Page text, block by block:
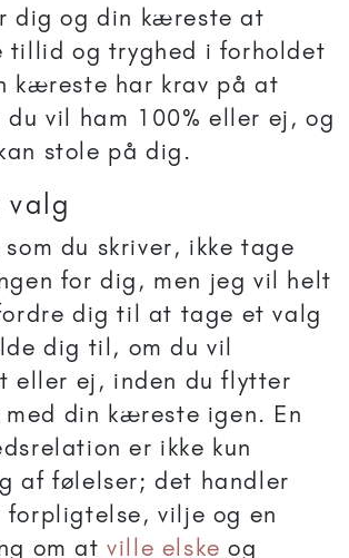
dig og din kæreste at
tillid og tryghed i forholdet
kæreste har krav på at
du vil ham 100% eller ej, og
stole på dig.
som du skriver, ikke tage
for dig, men jeg vil helt
dig til at tage et valg
dig til, om du vil
eller ej, inden du flytter
med din kæreste igen. En
er ikke kun
af følelser; det handler
forpligtelse, vilje og en
om atville elske og